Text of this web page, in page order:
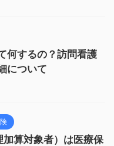
何するの？訪問看護
について
加算対象者）は医療保